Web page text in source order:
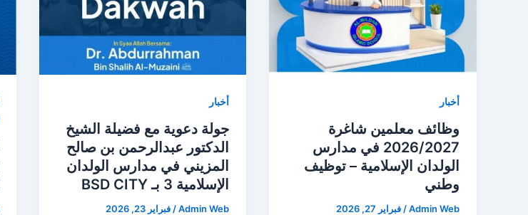
أخبار
وظائف معلمين شاغرة
2026/2027 في مدارس
الولدان الإسلامية – توظيف
وطني
Admin Web
/ فبراير 27, 2026
أخبار
جولة دعوية مع فضيلة الشيخ
الدكتور عبدالرحمن بن صالح
المزيني في مدارس الولدان
الإسلامية 3 بـ BSD CITY
Admin Web
/ فبراير 23, 2026